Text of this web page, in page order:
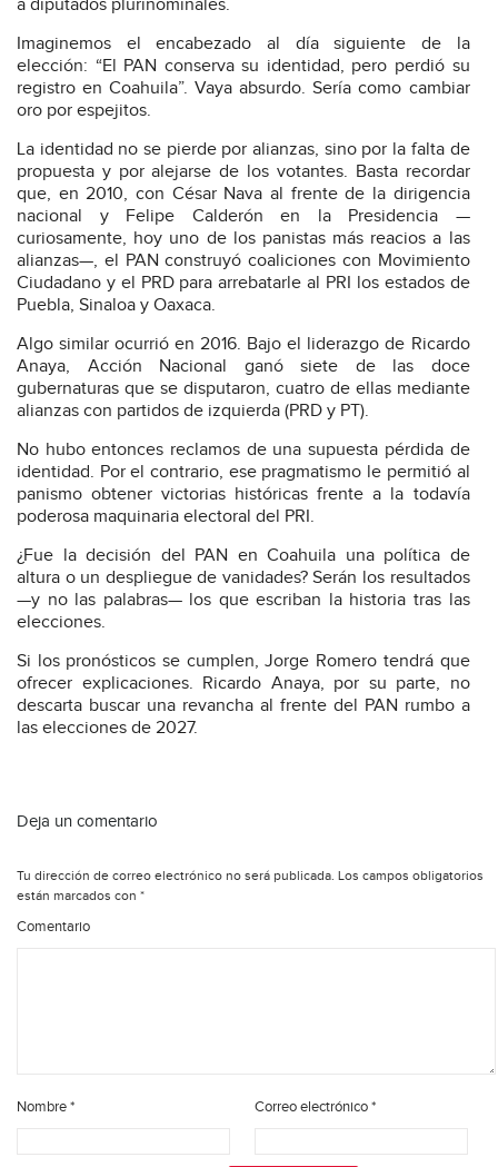
a diputados plurinominales.
Imaginemos el encabezado al día siguiente de la
elección: “El PAN conserva su identidad, pero perdió su
registro en Coahuila”. Vaya absurdo. Sería como cambiar
oro por espejitos.
La identidad no se pierde por alianzas, sino por la falta de
propuesta y por alejarse de los votantes. Basta recordar
que, en 2010, con César Nava al frente de la dirigencia
nacional y Felipe Calderón en la Presidencia —
curiosamente, hoy uno de los panistas más reacios a las
alianzas—, el PAN construyó coaliciones con Movimiento
Ciudadano y el PRD para arrebatarle al PRI los estados de
Puebla, Sinaloa y Oaxaca.
Algo similar ocurrió en 2016. Bajo el liderazgo de Ricardo
Anaya, Acción Nacional ganó siete de las doce
gubernaturas que se disputaron, cuatro de ellas mediante
alianzas con partidos de izquierda (PRD y PT).
No hubo entonces reclamos de una supuesta pérdida de
identidad. Por el contrario, ese pragmatismo le permitió al
panismo obtener victorias históricas frente a la todavía
poderosa maquinaria electoral del PRI.
¿Fue la decisión del PAN en Coahuila una política de
altura o un despliegue de vanidades? Serán los resultados
—y no las palabras— los que escriban la historia tras las
elecciones.
Si los pronósticos se cumplen, Jorge Romero tendrá que
ofrecer explicaciones. Ricardo Anaya, por su parte, no
descarta buscar una revancha al frente del PAN rumbo a
las elecciones de 2027.
Deja un comentario
Tu dirección de correo electrónico no será publicada. Los campos obligatorios
están marcados con *
Comentario
Nombre* Correo electrónico*